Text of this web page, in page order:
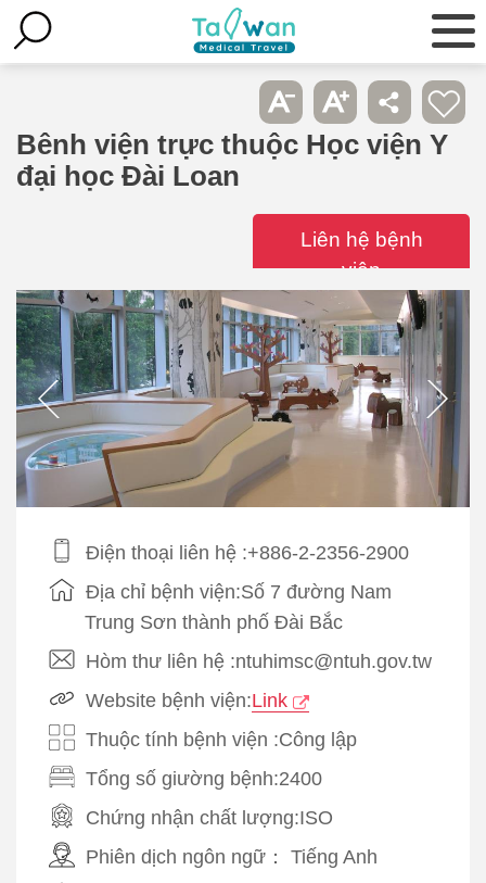
Bênh viện trực thuộc Học viện Y
đại học Đài Loan
Liên hệ bệnh
viện
Điện thoại liên hệ :+886-2-2356-2900
Địa chỉ bệnh viện:Số 7 đường Nam
Trung Sơn thành phố Đài Bắc
Hòm thư liên hệ :ntuhimsc@ntuh.gov.tw
Website bệnh viện:Link
Thuộc tính bệnh viện :Công lập
Tổng số giường bệnh:2400
Chứng nhận chất lượng:ISO
Phiên dịch ngôn ngữ： Tiếng Anh